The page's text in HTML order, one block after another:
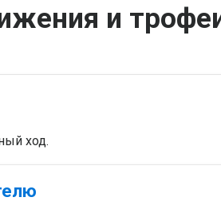
и
ход.